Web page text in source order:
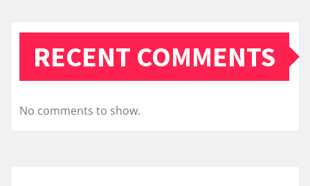
RECENT COMMENTS
No comments to show.